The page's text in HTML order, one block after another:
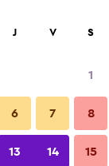
de precio por
Total noche
J V S
1
6 7 8
13 14 15